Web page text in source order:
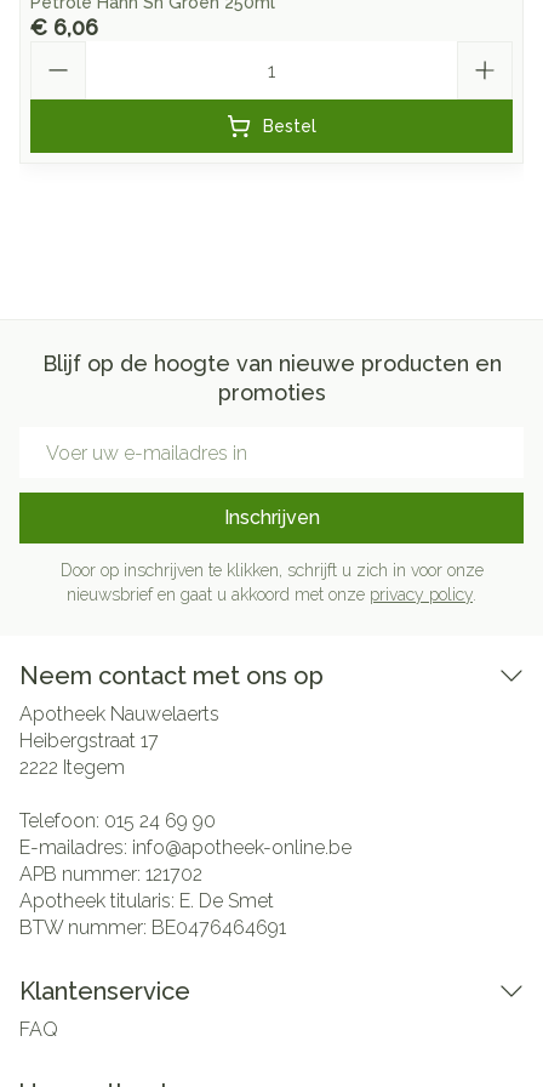
€ 6,06
Bestel
Blijf op de hoogte van nieuwe producten en
promoties
Inschrijven
Door op inschrijven te klikken, schrijft u zich in voor onze
nieuwsbrief en gaat u akkoord met onze privacy policy
Neem contact met ons op
Apotheek Nauwelaerts
Heibergstraat 17
2222 Itegem
Telefoon: 015 24 69 90
E-mailadres: info@apotheek-online.be
APB nummer: 121702
Apotheek titularis: E. De Smet
BTW nummer: BE0476464691
Klantenservice
FAQ